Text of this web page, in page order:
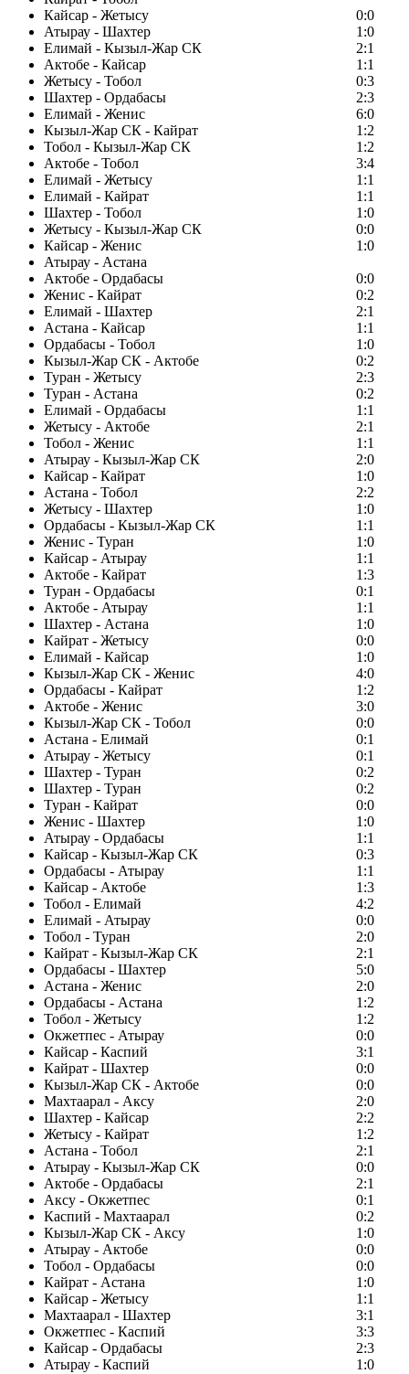
Кайсар - Жетысу
0:0
Атырау - Шахтер
1:0
Елимай - Кызыл-Жар СК
2:1
Актобе - Кайсар
1:1
Жетысу - Тобол
0:3
Шахтер - Ордабасы
2:3
Елимай - Женис
6:0
Кызыл-Жар СК - Кайрат
1:2
Тобол - Кызыл-Жар СК
1:2
Актобе - Тобол
3:4
Елимай - Жетысу
1:1
Елимай - Кайрат
1:1
Шахтер - Тобол
1:0
Жетысу - Кызыл-Жар СК
0:0
Кайсар - Женис
1:0
Атырау - Астана
Актобе - Ордабасы
0:0
Женис - Кайрат
0:2
Елимай - Шахтер
2:1
Астана - Кайсар
1:1
Ордабасы - Тобол
1:0
Кызыл-Жар СК - Актобе
0:2
Туран - Жетысу
2:3
Туран - Астана
0:2
Елимай - Ордабасы
1:1
Жетысу - Актобе
2:1
Тобол - Женис
1:1
Атырау - Кызыл-Жар СК
2:0
Кайсар - Кайрат
1:0
Астана - Тобол
2:2
Жетысу - Шахтер
1:0
Ордабасы - Кызыл-Жар СК
1:1
Женис - Туран
1:0
Кайсар - Атырау
1:1
Актобе - Кайрат
1:3
Туран - Ордабасы
0:1
Актобе - Атырау
1:1
Шахтер - Астана
1:0
Кайрат - Жетысу
0:0
Елимай - Кайсар
1:0
Кызыл-Жар СК - Женис
4:0
Ордабасы - Кайрат
1:2
Актобе - Женис
3:0
Кызыл-Жар СК - Тобол
0:0
Астана - Елимай
0:1
Атырау - Жетысу
0:1
Шахтер - Туран
0:2
Шахтер - Туран
0:2
Туран - Кайрат
0:0
Женис - Шахтер
1:0
Атырау - Ордабасы
1:1
Кайсар - Кызыл-Жар СК
0:3
Ордабасы - Атырау
1:1
Кайсар - Актобе
1:3
Тобол - Елимай
4:2
Елимай - Атырау
0:0
Тобол - Туран
2:0
Кайрат - Кызыл-Жар СК
2:1
Ордабасы - Шахтер
5:0
Астана - Женис
2:0
Ордабасы - Астана
1:2
Тобол - Жетысу
1:2
Окжетпес - Атырау
0:0
Кайсар - Каспий
3:1
Кайрат - Шахтер
0:0
Кызыл-Жар СК - Актобе
0:0
Махтаарал - Аксу
2:0
Шахтер - Кайсар
2:2
Жетысу - Кайрат
1:2
Астана - Тобол
2:1
Атырау - Кызыл-Жар СК
0:0
Актобе - Ордабасы
2:1
Аксу - Окжетпес
0:1
Каспий - Махтаарал
0:2
Кызыл-Жар СК - Аксу
1:0
Атырау - Актобе
0:0
Тобол - Ордабасы
0:0
Кайрат - Астана
1:0
Кайсар - Жетысу
1:1
Махтаарал - Шахтер
3:1
Окжетпес - Каспий
3:3
Кайсар - Ордабасы
2:3
Атырау - Каспий
1:0